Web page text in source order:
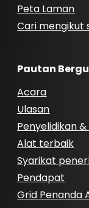
Peta Laman
Cari mengikut
Pautan
Acara
Ulasan
Penyelidikan
Alat terbaik
Syarikat
Pendapat
Grid Penanda